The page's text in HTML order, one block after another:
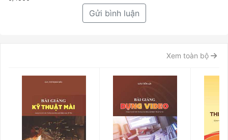
Gửi bình luận
Xem toàn bộ